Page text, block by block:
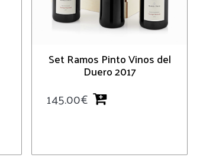
Set Ramos Pinto Vinos del
Duero 2017
145.00€